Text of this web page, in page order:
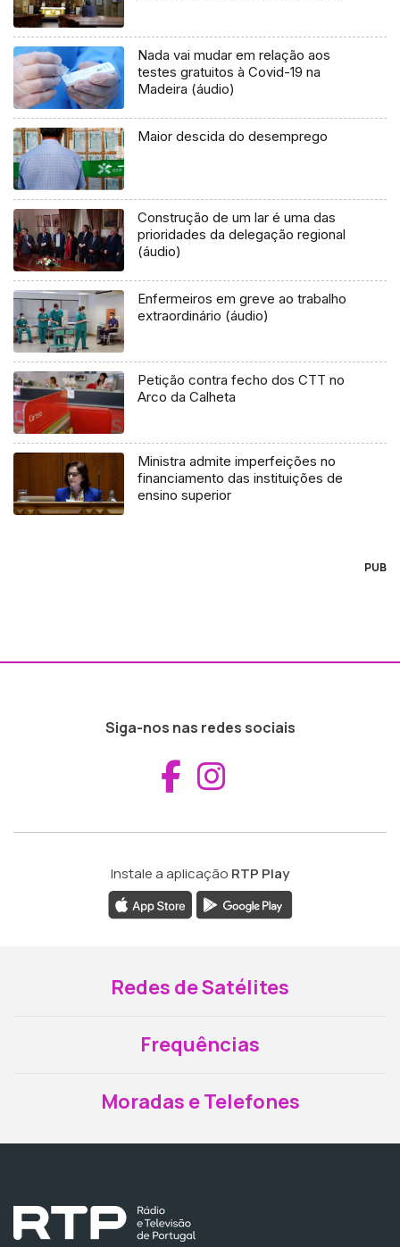
Nada vai mudar em relação aos
testes gratuitos à Covid-19 na
Madeira (áudio)
Maior descida do desemprego
Construção de um lar é uma das
prioridades da delegação regional
(áudio)
Enfermeiros em greve ao trabalho
extraordinário (áudio)
Petição contra fecho dos CTT no
Arco da Calheta
Ministra admite imperfeições no
financiamento das instituições de
ensino superior
PUB
Siga-nos nas redes sociais
Aceder ao
Instale a aplicação RTP Play
Redes de Satélites
Frequências
Moradas e Telefones